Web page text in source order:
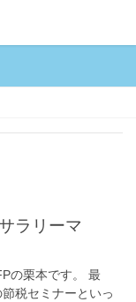
の栗本です。 最
税セミナーといっ